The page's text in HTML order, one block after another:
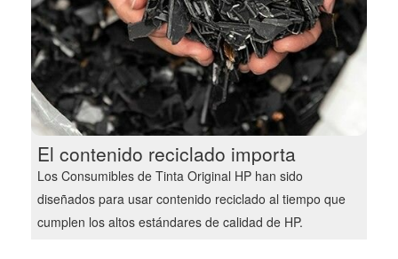
El contenido reciclado importa
Los Consumibles de Tinta Original HP han sido
diseñados para usar contenido reciclado al tiempo que
cumplen los altos estándares de calidad de HP.